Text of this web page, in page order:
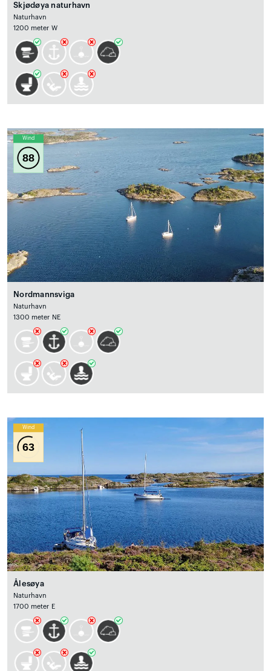
Skjødøya naturhavn
Naturhavn
1200 meter W
Wind
88
Nordmannsviga
Naturhavn
1300 meter NE
Wind
63
Ålesøya
Naturhavn
1700 meter E